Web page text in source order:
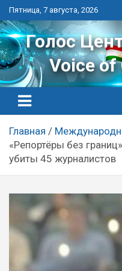
Перейти
к
контенту
Пятница, 7 августа, 2026
Голос
Voice of
Главная
«Репортёры без
убиты 45 журналистов